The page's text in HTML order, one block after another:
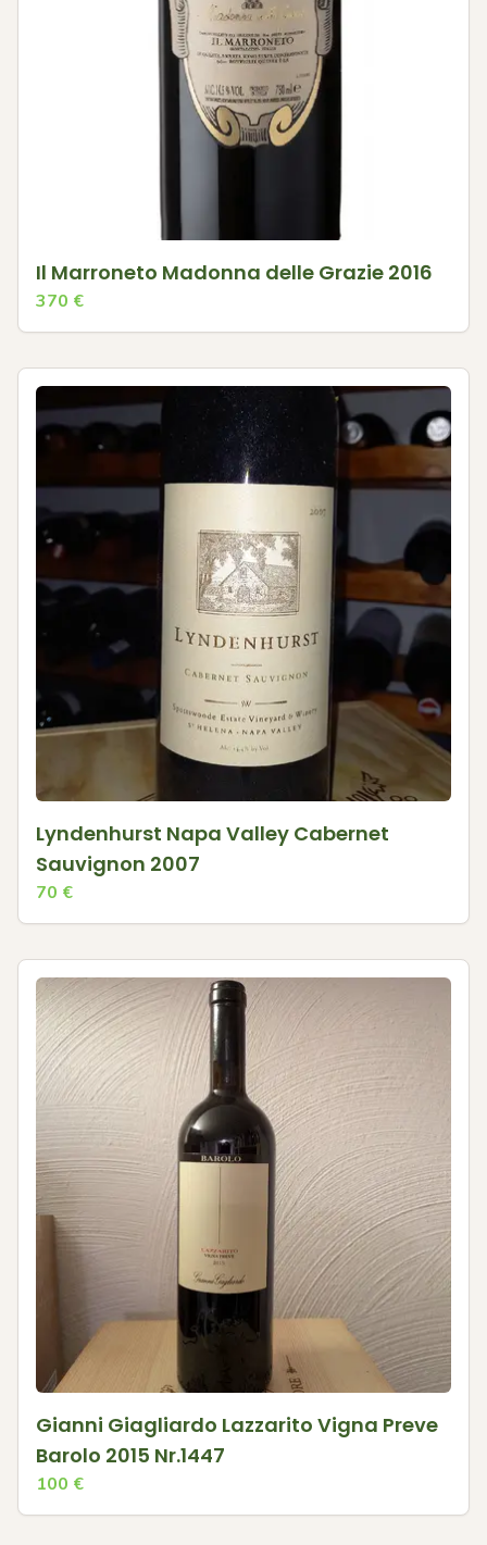
Il Marroneto Madonna delle Grazie 2016
370 €
Lyndenhurst Napa Valley Cabernet
Sauvignon 2007
70 €
Gianni Giagliardo Lazzarito Vigna Preve
Barolo 2015 Nr.1447
100 €